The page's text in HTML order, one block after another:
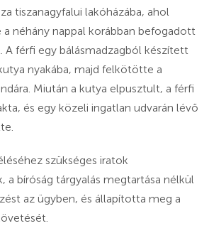
tiszanagyfalui lakóházába, ahol
néhány nappal korábban befogadott
A férfi egy bálásmadzagból készített
nyakába, majd felkötötte a
Miután a kutya elpusztult, a férfi
és egy közeli ingatlan udvarán lévő
szükséges iratok
a bíróság tárgyalás megtartása nélkül
az ügyben, és állapította meg a